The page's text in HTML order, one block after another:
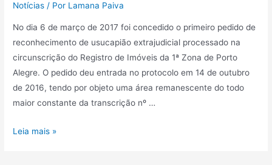
Notícias / Por Lamana Paiva
No dia 6 de março de 2017 foi concedido o primeiro pedido de
reconhecimento de usucapião extrajudicial processado na
circunscrição do Registro de Imóveis da 1ª Zona de Porto
Alegre. O pedido deu entrada no protocolo em 14 de outubro
de 2016, tendo por objeto uma área remanescente do todo
maior constante da transcrição nº …
Leia mais »